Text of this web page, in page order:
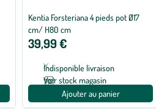
Kentia Forsteriana 4 pieds pot Ø17
cm/ H80 cm
39,99 €
Indisponible livraison
Voir stock magasin
Ajouter au panier